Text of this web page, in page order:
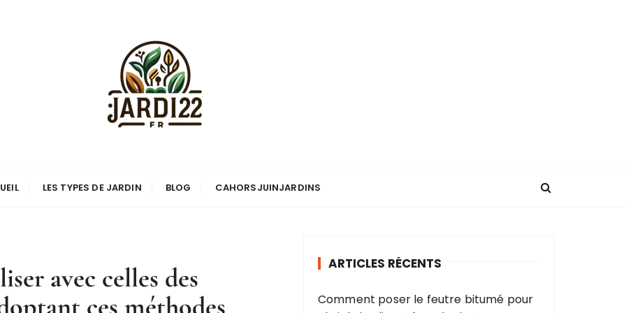
LES TYPES DE JARDIN BLOG CAHORSJUINJARDINS
avec celles des
ARTICLES RÉCENTS
Comment poser le feutre bitumé pour